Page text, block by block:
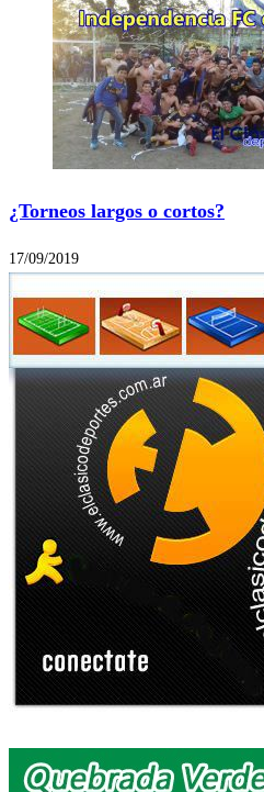
¿Torneos largos o cortos?
17/09/2019